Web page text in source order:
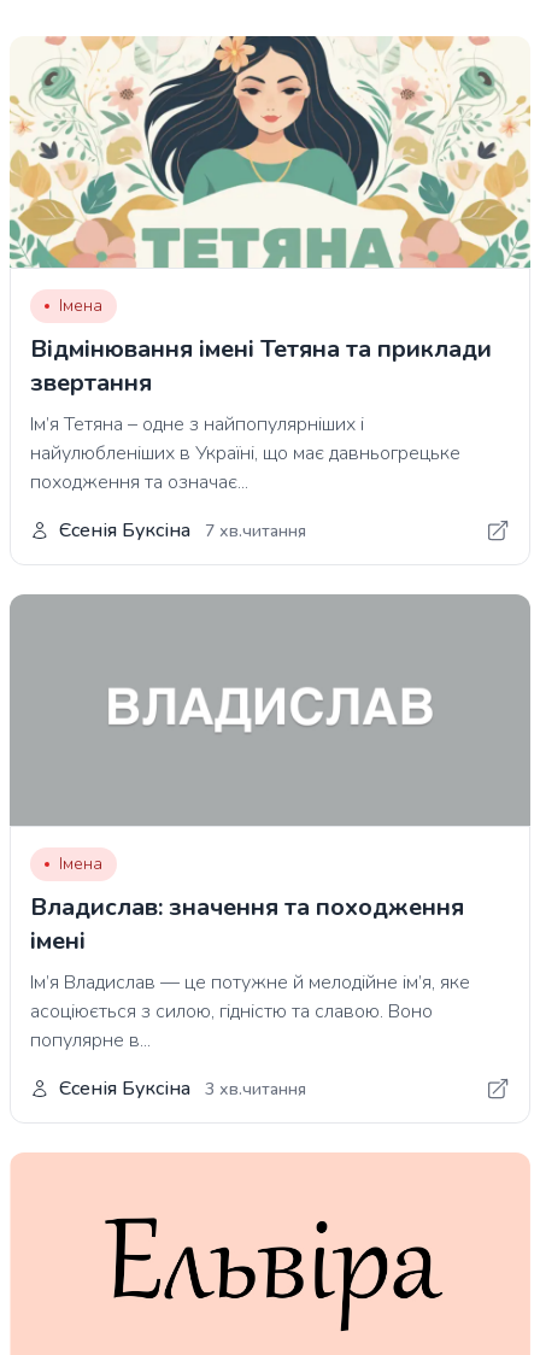
Імена
Відмінювання імені Тетяна та приклади
звертання
Ім’я Тетяна – одне з найпопулярніших і
найулюбленіших в Україні, що має давньогрецьке
походження та означає...
Єсенія Буксіна
7 хв.читання
Імена
Владислав: значення та походження
імені
Ім’я Владислав — це потужне й мелодійне ім’я, яке
асоціюється з силою, гідністю та славою. Воно
популярне в...
Єсенія Буксіна
3 хв.читання